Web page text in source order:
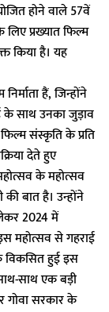
होने वाले 57वें
प्रख्यात फिल्म
किया है। यह
हैं, जिन्होंने
साथ उनका जुड़ाव
संस्कृति के प्रति
देते हुए
के महोत्सव
बात है। उन्होंने
2024 में
महोत्सव से गहराई
विकसित हुई इस
साथ एक बड़ी
गोवा सरकार के